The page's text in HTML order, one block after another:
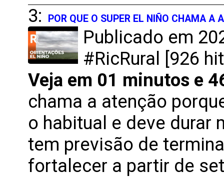
3:
POR QUE O SUPER EL NIÑO CHAMA A
Publicado em
#RicRural [926
Veja em 01 minutos e
chama a atenção
o habitual e deve durar
tem previsão de
fortalecer a partir de